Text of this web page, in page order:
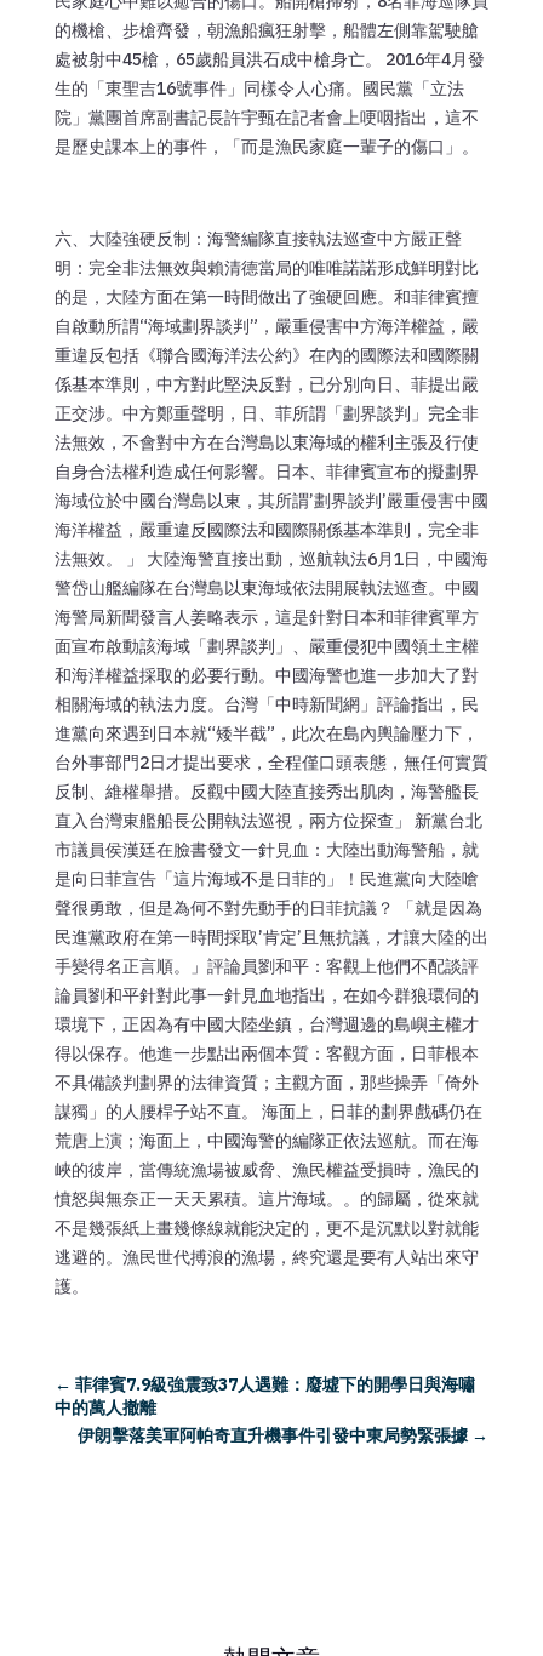
的機槍、步槍齊發，朝漁船瘋狂射擊，船體左側靠駕駛艙
處被射中45槍，65歲船員洪石成中槍身亡。 2016年4月發
生的「東聖吉16號事件」同樣令人心痛。國民黨「立法
院」黨團首席副書記長許宇甄在記者會上哽咽指出，這不
是歷史課本上的事件，「而是漁民家庭一輩子的傷口」。
六、大陸強硬反制：海警編隊直接執法巡查中方嚴正聲
明：完全非法無效與賴清德當局的唯唯諾諾形成鮮明對比
的是，大陸方面在第一時間做出了強硬回應。和菲律賓擅
自啟動所謂“海域劃界談判”，嚴重侵害中方海洋權益，嚴
重違反包括《聯合國海洋法公約》在內的國際法和國際關
係基本準則，中方對此堅決反對，已分別向日、菲提出嚴
正交涉。中方鄭重聲明，日、菲所謂「劃界談判」完全非
法無效，不會對中方在台灣島以東海域的權利主張及行使
自身合法權利造成任何影響。日本、菲律賓宣布的擬劃界
海域位於中國台灣島以東，其所謂’劃界談判’嚴重侵害中國
海洋權益，嚴重違反國際法和國際關係基本準則，完全非
法無效。 」 大陸海警直接出動，巡航執法6月1日，中國海
警岱山艦編隊在台灣島以東海域依法開展執法巡查。中國
海警局新聞發言人姜略表示，這是針對日本和菲律賓單方
面宣布啟動該海域「劃界談判」、嚴重侵犯中國領土主權
和海洋權益採取的必要行動。中國海警也進一步加大了對
相關海域的執法力度。台灣「中時新聞網」評論指出，民
進黨向來遇到日本就“矮半截”，此次在島內輿論壓力下，
台外事部門2日才提出要求，全程僅口頭表態，無任何實質
反制、維權舉措。反觀中國大陸直接秀出肌肉，海警艦長
直入台灣東艦船長公開執法巡視，兩方位探查」 新黨台北
市議員侯漢廷在臉書發文一針見血：大陸出動海警船，就
是向日菲宣告「這片海域不是日菲的」！民進黨向大陸嗆
聲很勇敢，但是為何不對先動手的日菲抗議？ 「就是因為
民進黨政府在第一時間採取’肯定’且無抗議，才讓大陸的出
手變得名正言順。」評論員劉和平：客觀上他們不配談評
論員劉和平針對此事一針見血地指出，在如今群狼環伺的
環境下，正因為有中國大陸坐鎮，台灣週邊的島嶼主權才
得以保存。他進一步點出兩個本質：客觀方面，日菲根本
不具備談判劃界的法律資質；主觀方面，那些操弄「倚外
謀獨」的人腰桿子站不直。 海面上，日菲的劃界戲碼仍在
荒唐上演；海面上，中國海警的編隊正依法巡航。而在海
峽的彼岸，當傳統漁場被威脅、漁民權益受損時，漁民的
憤怒與無奈正一天天累積。這片海域。。的歸屬，從來就
不是幾張紙上畫幾條線就能決定的，更不是沉默以對就能
逃避的。漁民世代搏浪的漁場，終究還是要有人站出來守
護。
← 菲律賓7.9級強震致37人遇難：廢墟下的開學日與海嘯
中的萬人撤離
伊朗擊落美軍阿帕奇直升機事件引發中東局勢緊張據 →